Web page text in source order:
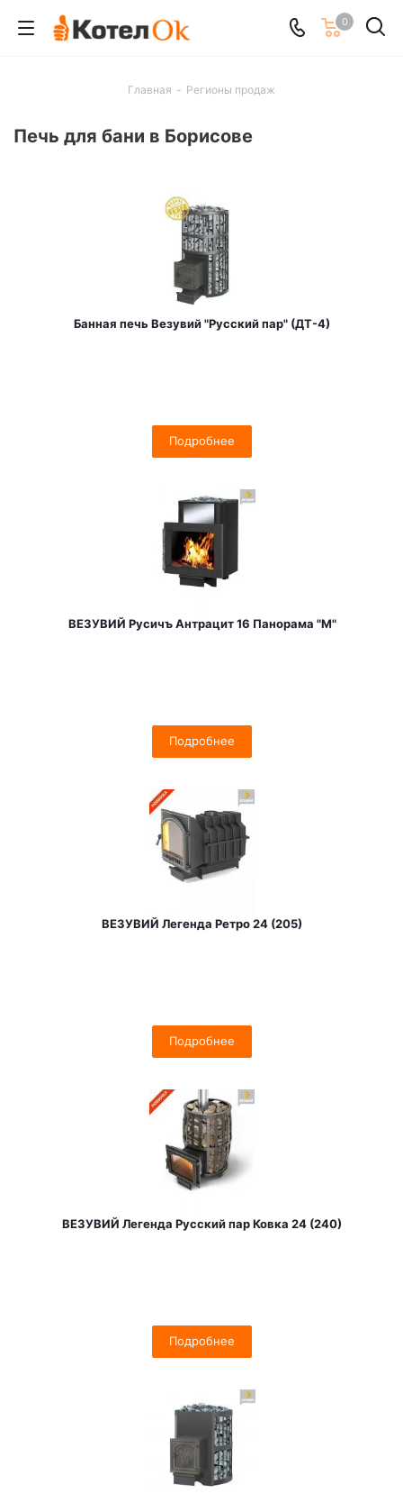
0
Главная - Регионы продаж
Печь для бани в Борисове
Банная печь Везувий "Русский пар" (ДТ-4)
Подробнее
ВЕЗУВИЙ Русичъ Антрацит 16 Панорама "М"
Подробнее
ВЕЗУВИЙ Легенда Ретро 24 (205)
Подробнее
ВЕЗУВИЙ Легенда Русский пар Ковка 24 (240)
Подробнее